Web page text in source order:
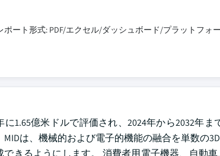
ポート形式: PDF/エクセル/ダッシュボード/プラットフォ
1.65億米ドルで評価され、2024年から2032年
は、機械的および電子的機能の融合を単数の
きるようにします。 消費者用電子機器、自動